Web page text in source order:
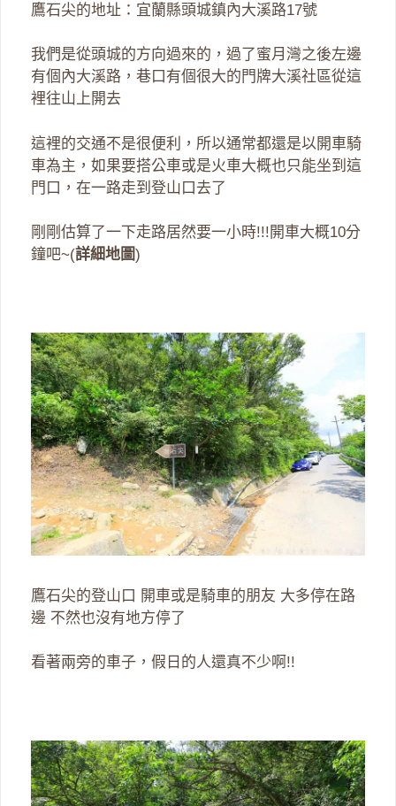
鷹石尖的地址：宜蘭縣頭城鎮內大溪路17號
我們是從頭城的方向過來的，過了蜜月灣之後左邊
有個內大溪路，巷口有個很大的門牌大溪社區從這
裡往山上開去
這裡的交通不是很便利，所以通常都還是以開車騎
車為主，如果要搭公車或是火車大概也只能坐到這
門口，在一路走到登山口去了
剛剛估算了一下走路居然要一小時!!!開車大概10分
鐘吧~(詳細地圖)
鷹石尖的登山口 開車或是騎車的朋友 大多停在路
邊 不然也沒有地方停了
看著兩旁的車子，假日的人還真不少啊!!